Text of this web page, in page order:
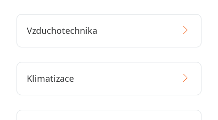
Vzduchotechnika
Klimatizace